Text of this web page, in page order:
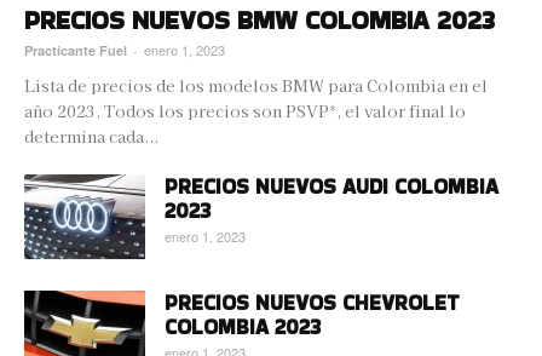
PRECIOS NUEVOS BMW COLOMBIA 2023
Practicante Fuel - enero 1, 2023
Lista de precios de los modelos BMW para Colombia en el
año 2023. Todos los precios son PSVP*, el valor final lo
determina cada...
PRECIOS NUEVOS AUDI COLOMBIA
2023
enero 1, 2023
PRECIOS NUEVOS CHEVROLET
COLOMBIA 2023
enero 1, 2023